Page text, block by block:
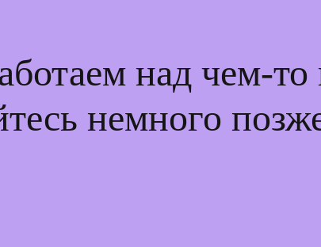
над чем-
немного